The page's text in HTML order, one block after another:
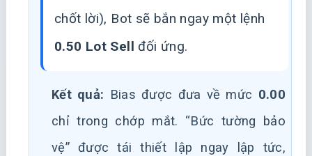
chốt lời), Bot sẽ bắn ngay một lệnh
0.50 Lot Sell đối ứng.
Kết quả: Bias được đưa về mức 0.00
chỉ trong chớp mắt. “Bức tường bảo
vệ” được tái thiết lập ngay lập tức,